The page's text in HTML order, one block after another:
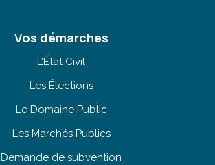
Vos démarches
L’État Civil
Les Élections
Le Domaine Public
Les Marchés Publics
Demande de subvention